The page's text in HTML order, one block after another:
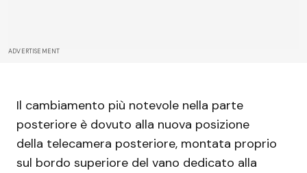
ADVERTISEMENT
Il cambiamento più notevole nella parte
posteriore è dovuto alla nuova posizione
della telecamera posteriore, montata proprio
sul bordo superiore del vano dedicato alla